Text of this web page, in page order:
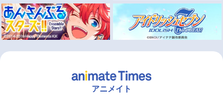
アニメイト